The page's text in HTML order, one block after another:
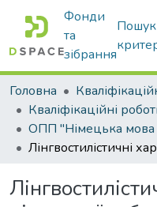
Фонди
та
зібрання
Пошук
Головна